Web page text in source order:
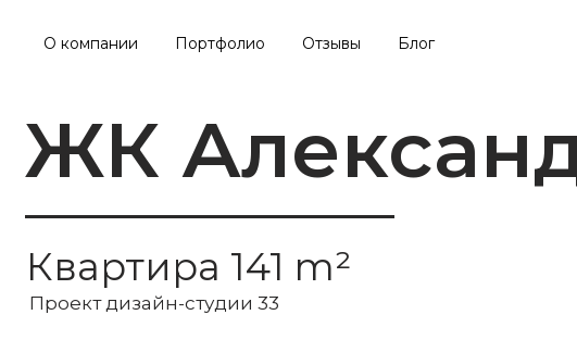
О компании Портфолио Отзывы Блог
Квартира 141 m²
ЖК
Проект дизайн-студии 33